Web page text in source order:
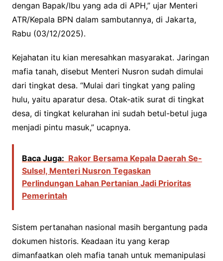
dengan Bapak/Ibu yang ada di APH,” ujar Menteri
ATR/Kepala BPN dalam sambutannya, di Jakarta,
Rabu (03/12/2025).
Kejahatan itu kian meresahkan masyarakat. Jaringan
mafia tanah, disebut Menteri Nusron sudah dimulai
dari tingkat desa. “Mulai dari tingkat yang paling
hulu, yaitu aparatur desa. Otak-atik surat di tingkat
desa, di tingkat kelurahan ini sudah betul-betul juga
menjadi pintu masuk,” ucapnya.
Baca Juga: Rakor Bersama Kepala Daerah Se-
Sulsel, Menteri Nusron Tegaskan
Perlindungan Lahan Pertanian Jadi Prioritas
Pemerintah
Sistem pertanahan nasional masih bergantung pada
dokumen historis. Keadaan itu yang kerap
dimanfaatkan oleh mafia tanah untuk memanipulasi